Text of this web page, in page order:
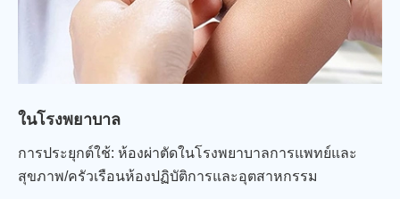
ในโรงพยาบาล
การประยุกต์ใช้: ห้องผ่าตัดในโรงพยาบาลการแพทย์และ
สุขภาพ/ครัวเรือนห้องปฏิบัติการและอุตสาหกรรม